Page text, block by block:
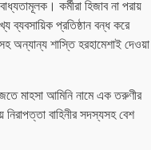
কর্মীরা হিজাব না পরায়
ব্যবসায়িক প্রতিষ্ঠান বন্ধ করে
অন্যান্য শাস্তি হরহামেশাই দেওয়া
মাহসা আমিনি নামে এক তরুণীর
বাহিনীর সদস্যসহ বেশ